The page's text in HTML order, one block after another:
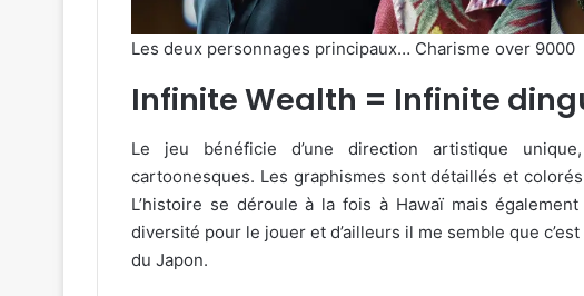
Les deux personnages principaux… Charisme over 9000
Infinite Wealth = Infinite
Le jeu bénéficie d’une direction artistique
cartoonesques. Les graphismes sont détaillés et
L’histoire se déroule à la fois à Hawaï mais
diversité pour le jouer et d’ailleurs il me semble que
du Japon.